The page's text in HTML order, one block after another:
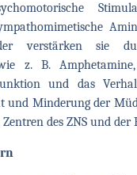
verstärken sie
z. B.
und das
und Minderung der
des ZNS und der